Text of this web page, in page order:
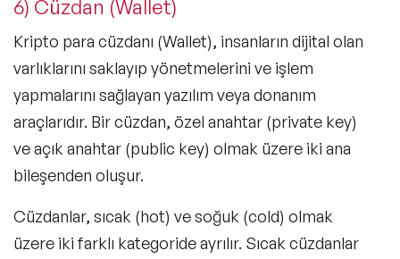
6) Cüzdan (Wallet)
Kripto para cüzdanı (Wallet), insanların dijital olan
varlıklarını saklayıp yönetmelerini ve işlem
yapmalarını sağlayan yazılım veya donanım
araçlarıdır. Bir cüzdan, özel anahtar (private key)
ve açık anahtar (public key) olmak üzere iki ana
bileşenden oluşur.
Cüzdanlar, sıcak (hot) ve soğuk (cold) olmak
üzere iki farklı kategoride ayrılır. Sıcak cüzdanlar